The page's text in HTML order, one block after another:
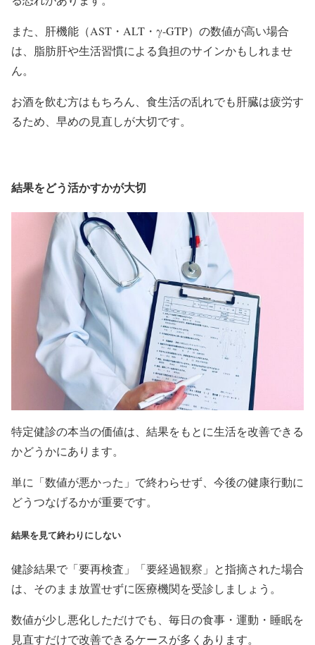
また、肝機能（AST・ALT・γ-GTP）の数値が高い場合
は、脂肪肝や生活習慣による負担のサインかもしれませ
ん。
お酒を飲む方はもちろん、食生活の乱れでも肝臓は疲労す
るため、早めの見直しが大切です。
結果をどう活かすかが大切
特定健診の本当の価値は、結果をもとに生活を改善できる
かどうかにあります。
単に「数値が悪かった」で終わらせず、今後の健康行動に
どうつなげるかが重要です。
結果を見て終わりにしない
健診結果で「要再検査」「要経過観察」と指摘された場合
は、そのまま放置せずに医療機関を受診しましょう。
数値が少し悪化しただけでも、毎日の食事・運動・睡眠を
見直すだけで改善できるケースが多くあります。